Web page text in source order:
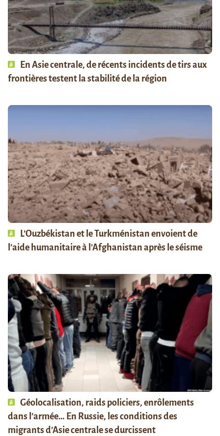
En Asie centrale, de récents incidents de tirs aux
frontières testent la stabilité de la région
L’Ouzbékistan et le Turkménistan envoient de
l’aide humanitaire à l’Afghanistan après le séisme
Géolocalisation, raids policiers, enrôlements
dans l’armée… En Russie, les conditions des
migrants d’Asie centrale se durcissent